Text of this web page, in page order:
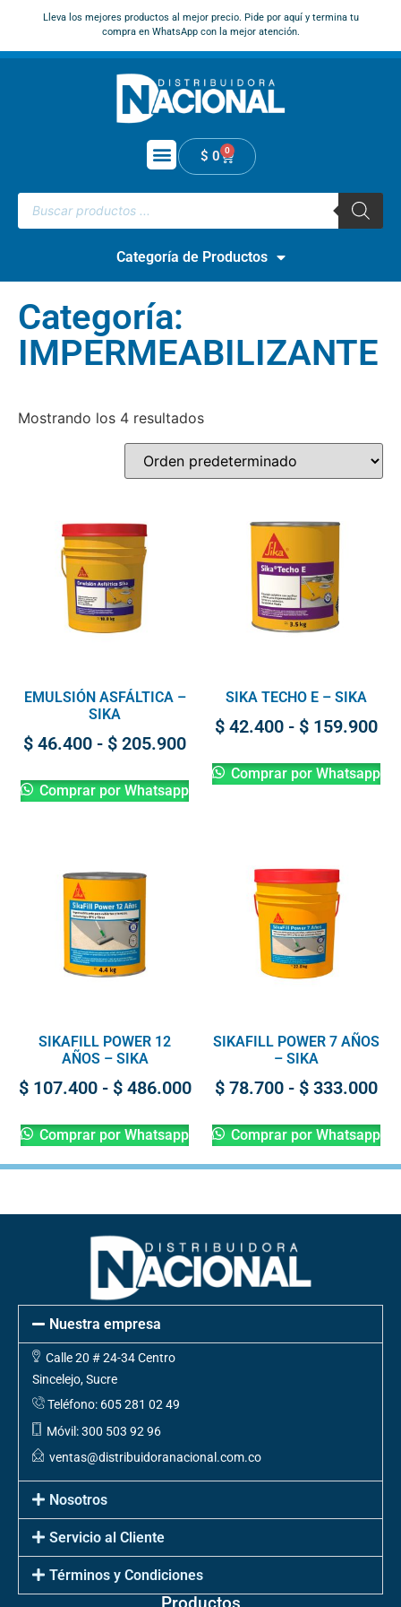
Lleva los mejores productos al mejor precio. Pide por aquí y termina tu
compra en WhatsApp con la mejor atención.
$ 0 0
Categoría de Productos
Categoría:
IMPERMEABILIZANTE
Mostrando los 4 resultados
EMULSIÓN ASFÁLTICA –
SIKA
$ 46.400 - $ 205.900
Comprar por Whatsapp
SIKA TECHO E – SIKA
$ 42.400 - $ 159.900
Comprar por Whatsapp
SIKAFILL POWER 12
AÑOS – SIKA
$107.400 - $486.000
Comprar por Whatsapp
SIKAFILL POWER 7 AÑOS
– SIKA
$ 78.700 - $ 333.000
Comprar por Whatsapp
Nuestra empresa
Calle 20 # 24-34 Centro
Sincelejo, Sucre
Teléfono: 605 281 02 49
Móvil: 300 503 92 96
ventas@distribuidoranacional.com.co
Nosotros
Servicio al Cliente
Términos y Condiciones